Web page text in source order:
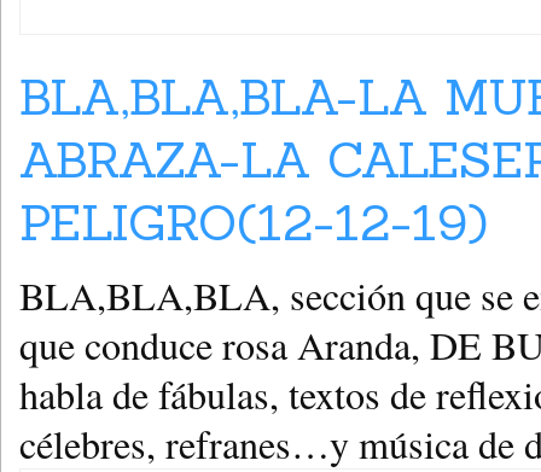
BLA,BLA,BLA-LA
ABRAZA-LA
PELIGRO(12-12-19)
BLA,BLA,BLA, sección que se
que conduce rosa Aranda, DE
habla de fábulas, textos de
célebres, refranes…y música de